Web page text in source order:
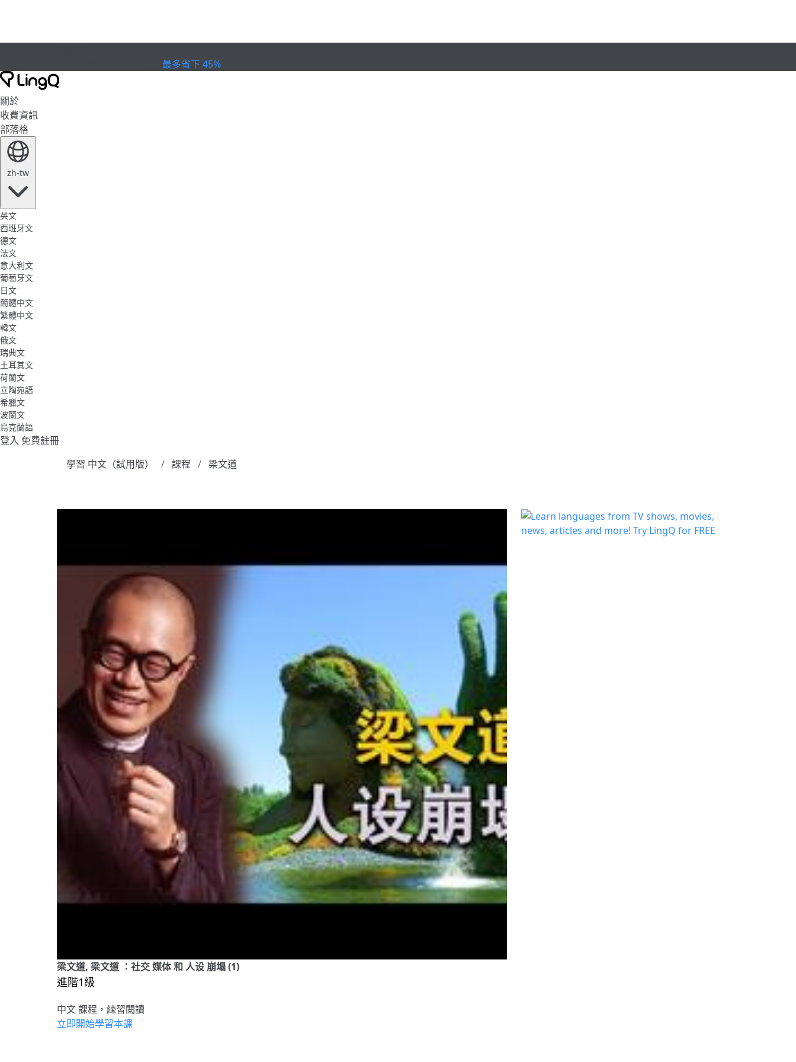
最多省下 45%
關於
收費資訊
部落格
zh-tw
英文
西班牙文
德文
法文
意大利文
葡萄牙文
日文
簡體中文
繁體中文
韓文
俄文
瑞典文
土耳其文
荷蘭文
立陶宛語
希臘文
波蘭文
烏克蘭語
登入 免費註冊
學習 中文（試用版）
課程 梁文道
梁文道, 梁文道 ：社交 媒体 和 人设 崩塌 (1)
進階1級
中文 課程，練習閱讀
立即開始學習本課